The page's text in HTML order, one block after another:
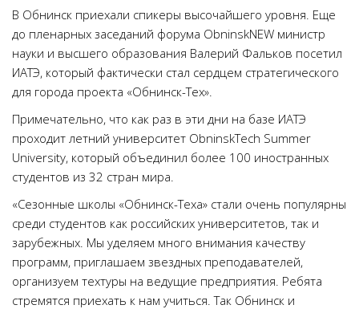
В Обнинск приехали спикеры высочайшего уровня. Еще
до пленарных заседаний форума ObninskNEW министр
науки и высшего образования Валерий Фальков посетил
ИАТЭ, который фактически стал сердцем стратегического
для города проекта «Обнинск-Тех».
Примечательно, что как раз в эти дни на базе ИАТЭ
проходит летний университет ObninskTech Summer
University, который объединил более 100 иностранных
студентов из 32 стран мира.
«Сезонные школы «Обнинск-Теха» стали очень популярны
среди студентов как российских университетов, так и
зарубежных. Мы уделяем много внимания качеству
программ, приглашаем звездных преподавателей,
организуем техтуры на ведущие предприятия. Ребята
стремятся приехать к нам учиться. Так Обнинск и